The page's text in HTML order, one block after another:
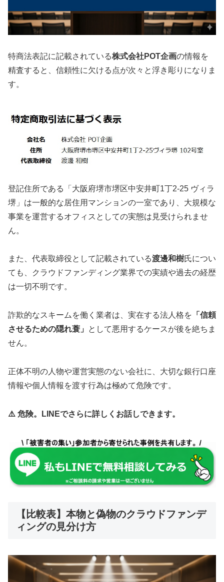
特商法表記に記載されている株式会社POT企画の情報を
精査すると、信頼性に欠ける点が次々と浮き彫りになりま
す。
登記住所である「大阪府堺市堺区中安井町1丁2-25 ヴィラ
堺」は一般的な居住用マンションの一室であり、大規模な
事業を運営するオフィスとしての実態は見受けられませ
ん。
また、代表取締役として記載されている渡邊和樹氏につい
ても、クラウドファンディング業界での実績や過去の経歴
は一切不明です。
詐欺的なスキームを働く業者は、実在する法人格を 「信頼
させるための隠れ蓑」
として悪用するケースが後を絶ちま
せん。
正体不明の人物や運営実態のない会社に、大切な銀行口座
情報や個人情報を渡す行為は極めて危険です。
⚠️ 危険。LINEでさらに詳しくお話しできます。
【比較表】本物と偽物のクラウドファンデ
ィングの見分け方